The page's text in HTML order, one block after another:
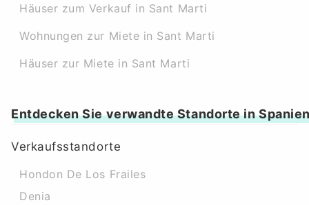
Häuser zum Verkauf in Sant Marti
Wohnungen zur Miete in Sant Marti
Häuser zur Miete in Sant Marti
Entdecken Sie verwandte Standorte in
Verkaufsstandorte
Hondon De Los Frailes
Denia